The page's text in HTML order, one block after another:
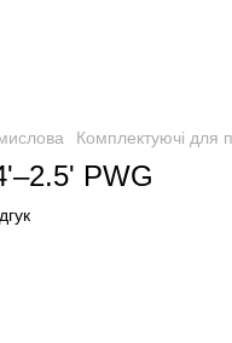
Комплектуючі для
PWG